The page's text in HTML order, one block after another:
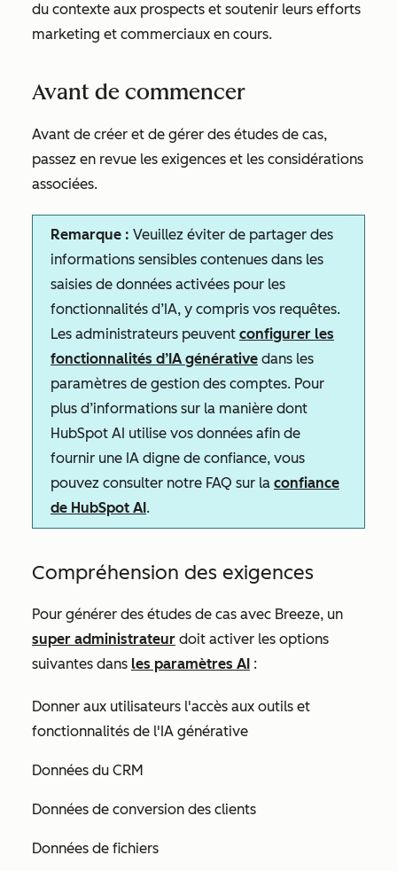
du contexte aux prospects et soutenir leurs efforts
marketing et commerciaux en cours.
Avant de commencer
Avant de créer et de gérer des études de cas,
passez en revue les exigences et les considérations
associées.
Remarque : Veuillez éviter de partager des
informations sensibles contenues dans les
saisies de données activées pour les
fonctionnalités d’IA, y compris vos requêtes.
Les administrateurs peuvent configurer les
fonctionnalités d’IA générative dans les
paramètres de gestion des comptes. Pour
plus d’informations sur la manière dont
HubSpot AI utilise vos données afin de
fournir une IA digne de confiance, vous
pouvez consulter notre FAQ sur la confiance
de HubSpot AI.
Compréhension des exigences
Pour générer des études de cas avec Breeze, un
super administrateur doit activer les options
suivantes dans les paramètres AI :
Donner aux utilisateurs l'accès aux outils et
fonctionnalités de l'IA générative
Données du CRM
Données de conversion des clients
Données de fichiers